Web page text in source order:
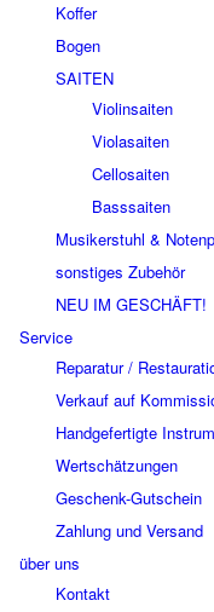
Koffer
Bogen
SAITEN
Violinsaiten
Violasaiten
Cellosaiten
Basssaiten
Musikerstuhl &
sonstiges Zubehör
NEU IM GESCHÄFT!
Service
Reparatur /
Verkauf auf
Handgefertigte
Wertschätzungen
Geschenk-Gutschein
Zahlung und Versand
über uns
Kontakt